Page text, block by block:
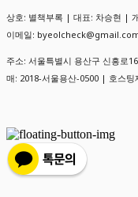
상호: 별책부록 | 대표: 차승현 |
이메일:
주소: 서울특별시 용산구 신흥로
매: 2018-서울용산-0500 | 호스팅